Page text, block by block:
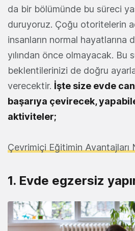
da bir bölümünde bu süreci
duruyoruz. Çoğu otoritelerin
insanların normal hayatlarına
yılından önce olmayacak. Bu
beklentilerinizi de doğru
verecektir. İşte size evde can
başarıya çevirecek,
aktiviteler;
Çevrimiçi Eğitimin Avantajları
1. Evde egzersiz